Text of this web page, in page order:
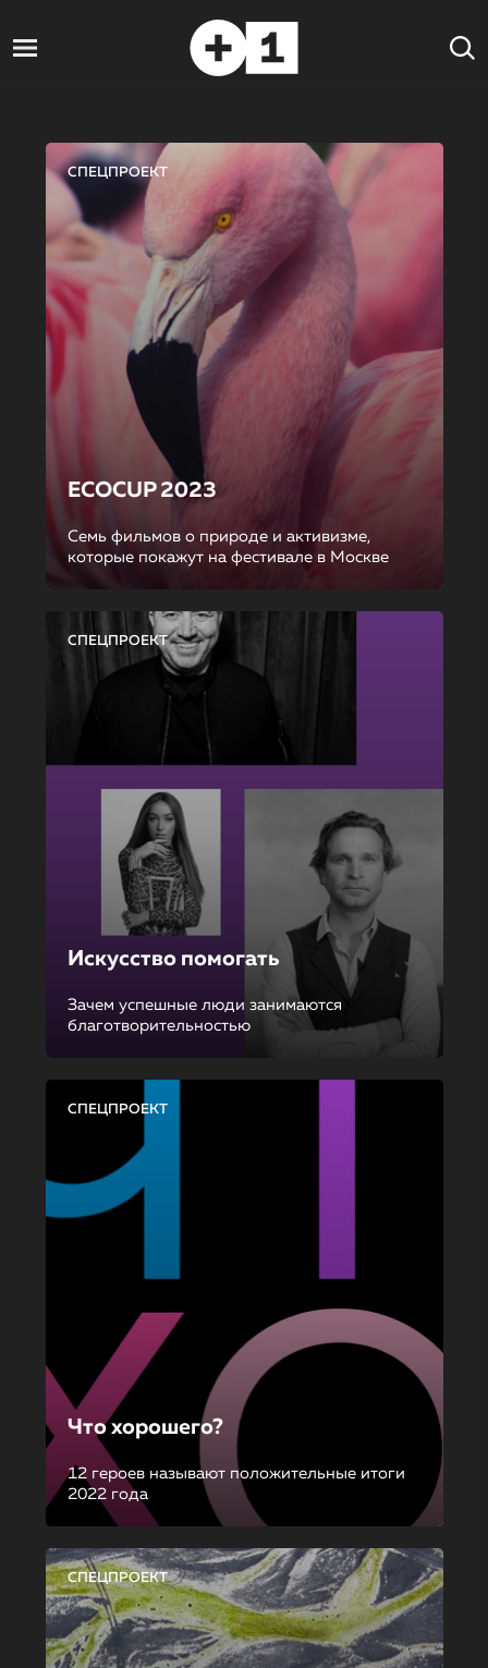
СПЕЦПРОЕКТ
ECOCUP 2023
Семь фильмов о природе и активизме,
которые покажут на фестивале в Москве
СПЕЦПРОЕКТ
Искусство помогать
Зачем успешные люди занимаются
благотворительностью
СПЕЦПРОЕКТ
Что хорошего?
12 героев называют положительные итоги
2022 года
СПЕЦПРОЕКТ